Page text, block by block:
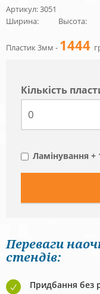
Артикул: 3051
Ширина:
Высота:
Пластик 3мм - 1444
Кiлькiсть
Ламінування +
Переваги
стендів:
Придбання без